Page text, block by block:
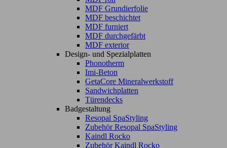
MDF Grundierfolie
MDF beschichtet
MDF furniert
MDF durchgefärbt
MDF exterior
Design- und Spezialplatten
Phonotherm
Imi-Beton
GetaCore Mineralwerkstoff
Sandwichplatten
Türendecks
Badgestaltung
Resopal SpaStyling
Zubehör Resopal SpaStyling
Kaindl Rocko
Zubehör Kaindl Rocko